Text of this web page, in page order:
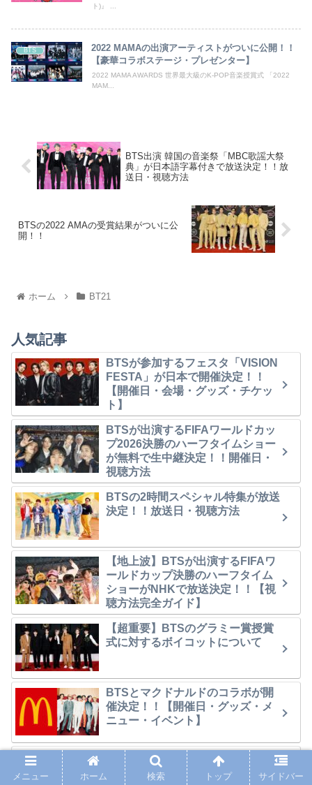
ト)』 ...
BTS
2022 MAMAの出演アーティストがついに公開！！
【豪華コラボステージ・プレゼンター】
2022 MAMA AWARDS 世界最大級のK-POP音楽授賞式 「2022
MAM...
BTS出演 韓国の音楽祭「MBC歌謡大祭
典」が日本語字幕付きで放送決定！！放
送日・視聴方法
BTSの2022 AMAの受賞結果がついに公
開！！
ホーム BT21
人気記事
BTSが参加するフェスタ「VISION
FESTA」が日本で開催決定！！
【開催日・会場・グッズ・チケッ
ト】
BTSが出演するFIFAワールドカッ
プ2026決勝のハーフタイムショー
が無料で生中継決定！！開催日・
視聴方法
BTSの2時間スペシャル特集が放送
決定！！放送日・視聴方法
【地上波】BTSが出演するFIFAワ
ールドカップ決勝のハーフタイム
ショーがNHKで放送決定！！【視
聴方法完全ガイド】
【超重要】BTSのグラミー賞授賞
式に対するボイコットについて
BTSとマクドナルドのコラボが開
催決定！！【開催日・グッズ・メ
ニュー・イベント】
BT21とマクドナルドのコラボが7
月14日(火)より開催決定！！【開催
メニュー ホーム 検索 トップ サイドバー